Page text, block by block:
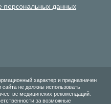
персональных данных
характер и предназначен
сайта не должны использовать
медицинских рекомендаций.
за возможные